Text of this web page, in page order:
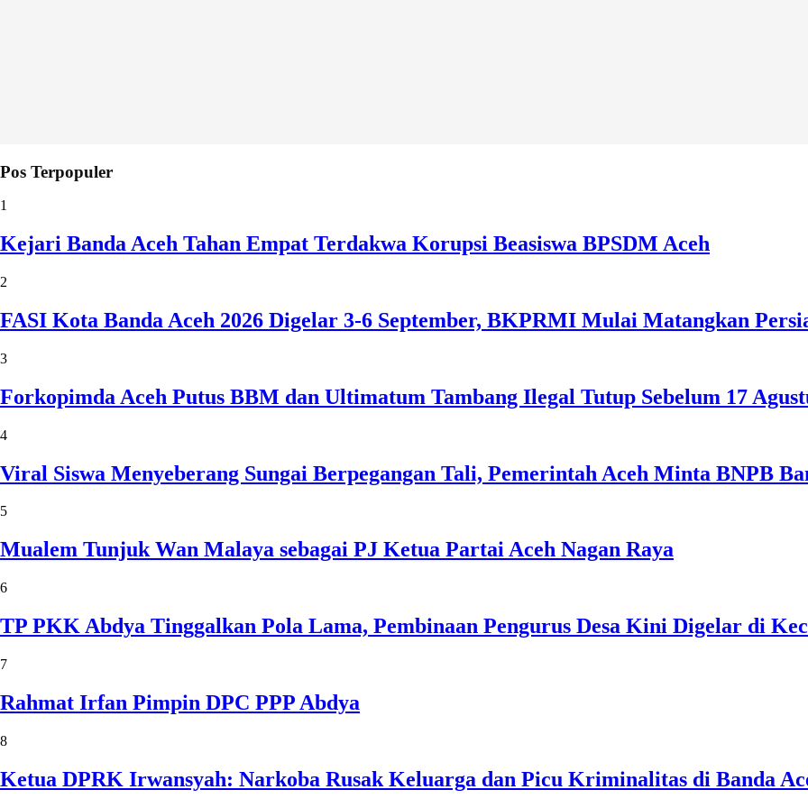
Pos Terpopuler
1
Kejari Banda Aceh Tahan Empat Terdakwa Korupsi Beasiswa BPSDM Aceh
2
FASI Kota Banda Aceh 2026 Digelar 3-6 September, BKPRMI Mulai Matangkan
3
Forkopimda Aceh Putus BBM dan Ultimatum Tambang Ilegal Tutup Sebelum 17
4
Viral Siswa Menyeberang Sungai Berpegangan Tali, Pemerintah Aceh Minta BNPB
5
Mualem Tunjuk Wan Malaya sebagai PJ Ketua Partai Aceh Nagan Raya
6
TP PKK Abdya Tinggalkan Pola Lama, Pembinaan Pengurus Desa Kini Digelar di
7
Rahmat Irfan Pimpin DPC PPP Abdya
8
Ketua DPRK Irwansyah: Narkoba Rusak Keluarga dan Picu Kriminalitas di Banda